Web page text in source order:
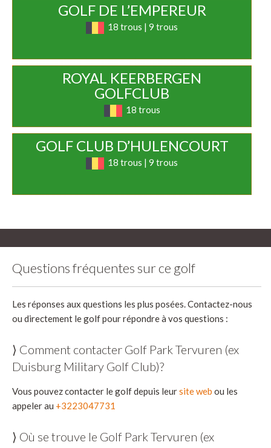
GOLF DE L’EMPEREUR
18 trous | 9 trous
ROYAL KEERBERGEN
GOLFCLUB
18 trous
GOLF CLUB D’HULENCOURT
18 trous | 9 trous
Questions fréquentes sur ce golf
Les réponses aux questions les plus posées. Contactez-nous
ou directement le golf pour répondre à vos questions :
⟩ Comment contacter Golf Park Tervuren (ex
Duisburg Military Golf Club)?
Vous pouvez contacter le golf depuis leursite web ou les
appeler au +3223047731
⟩ Où se trouve le Golf Park Tervuren (ex